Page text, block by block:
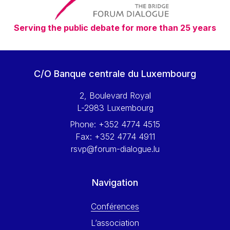
Serving the public debate for more than 25 years
C/O Banque centrale du Luxembourg
2, Boulevard Royal
L-2983 Luxembourg
Phone: +352 4774 4515
Fax: +352 4774 4911
rsvp@forum-dialogue.lu
Navigation
Conférences
L’association